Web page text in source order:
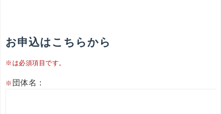
お申込はこちらから
※は必須項目です。
※ 団体名：